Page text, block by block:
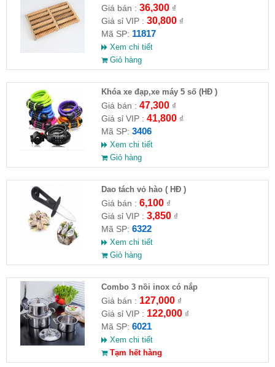
Giá bán : 36,300₫
Giá sỉ VIP : 30,800₫
Mã SP: 11817
Xem chi tiết
Giỏ hàng
Khóa xe đạp,xe máy 5 số (HĐ )
Giá bán : 47,300₫
Giá sỉ VIP : 41,800₫
Mã SP: 3406
Xem chi tiết
Giỏ hàng
Dao tách vỏ hào ( HĐ )
Giá bán : 6,100₫
Giá sỉ VIP : 3,850₫
Mã SP: 6322
Xem chi tiết
Giỏ hàng
Combo 3 nồi inox có nắp
Giá bán : 127,000₫
Giá sỉ VIP : 122,000₫
Mã SP: 6021
Xem chi tiết
Tạm hết hàng